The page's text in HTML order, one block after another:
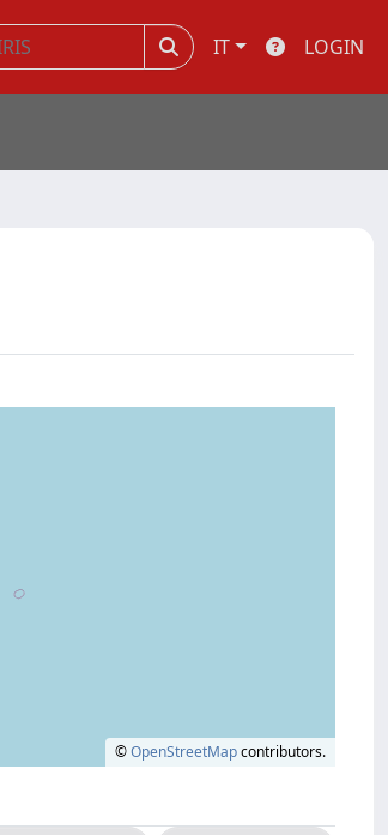
IT LOGIN
©OpenStreetMapcontributors.